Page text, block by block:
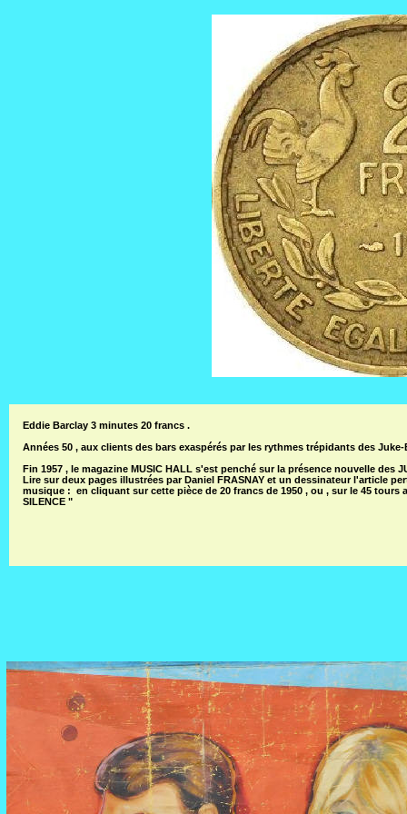
Eddie Barclay 3 minutes 20 francs .
Années 50 , aux clients des bars exaspérés par les rythmes trépidants des
Fin 1957 , le magazine MUSIC HALL s'est penché sur la présence nouvelle des
Lire sur deux pages illustrées par Daniel FRASNAY et un dessinateur l'article
musique : en cliquant sur cette pièce de 20 francs de 1950 , ou , sur le 45 tours
SILENCE "